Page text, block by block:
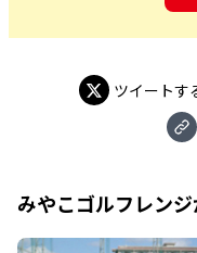
ツイートす
みやこゴルフレンジ